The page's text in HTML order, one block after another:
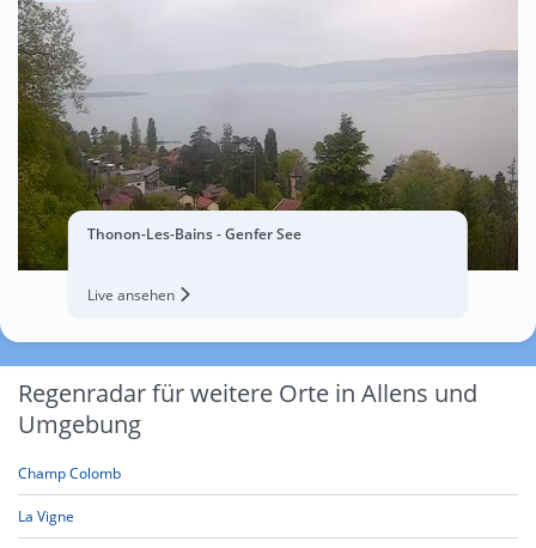
Thonon-Les-Bains - Genfer See
Live ansehen
Regenradar für weitere Orte in Allens und
Umgebung
Champ Colomb
La Vigne